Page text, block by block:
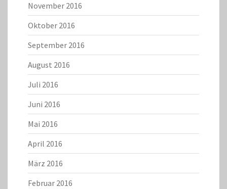
November 2016
Oktober 2016
September 2016
August 2016
Juli 2016
Juni 2016
Mai 2016
April 2016
März 2016
Februar 2016